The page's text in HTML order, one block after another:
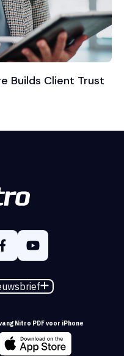
Builds Client Trust
Nitro PDF voor iPhone